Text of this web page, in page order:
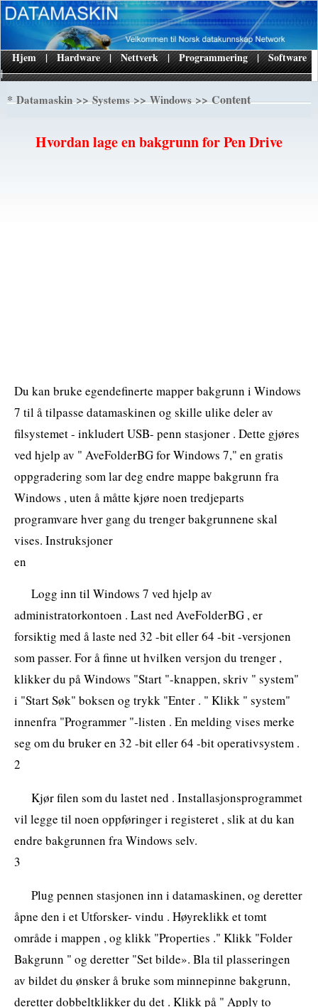
|
Hjem | Hardware | Nettverk | Programmering | Software
*Datamaskin>>Systems>>Windows>> Content
Hvordan lage en bakgrunn for Pen Drive
Du kan bruke egendefinerte mapper bakgrunn i Windows
7 til å tilpasse datamaskinen og skille ulike deler av
filsystemet - inkludert USB- penn stasjoner . Dette gjøres
ved hjelp av " AveFolderBG for Windows 7," en gratis
oppgradering som lar deg endre mappe bakgrunn fra
Windows , uten å måtte kjøre noen tredjeparts
programvare hver gang du trenger bakgrunnene skal
vises. Instruksjoner
en
Logg inn til Windows 7 ved hjelp av
administratorkontoen . Last ned AveFolderBG , er
forsiktig med å laste ned 32 -bit eller 64 -bit -versjonen
som passer. For å finne ut hvilken versjon du trenger ,
klikker du på Windows "Start "-knappen, skriv " system"
i "Start Søk" boksen og trykk "Enter . " Klikk " system"
innenfra "Programmer "-listen . En melding vises merke
seg om du bruker en 32 -bit eller 64 -bit operativsystem .
2
Kjør filen som du lastet ned . Installasjonsprogrammet
vil legge til noen oppføringer i registeret , slik at du kan
endre bakgrunnen fra Windows selv.
3
Plug pennen stasjonen inn i datamaskinen, og deretter
åpne den i et Utforsker- vindu . Høyreklikk et tomt
område i mappen , og klikk "Properties ." Klikk "Folder
Bakgrunn " og deretter "Set bilde». Bla til plasseringen
av bildet du ønsker å bruke som minnepinne bakgrunn,
deretter dobbeltklikker du det . Klikk på " Apply to